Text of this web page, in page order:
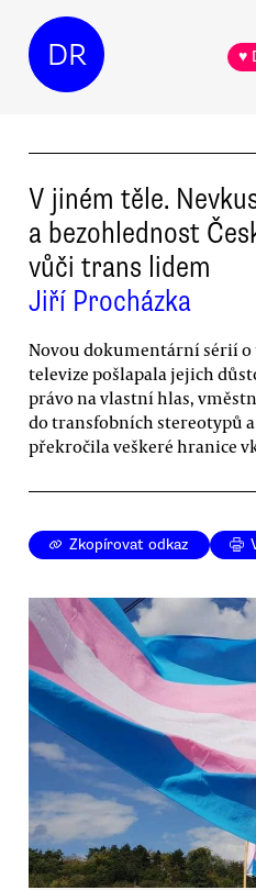
DR ♥
V jiném těle.
a bezohlednost
vůči trans lidem
Jiří Procházka
Novou dokumentární sérií o
televize pošlapala jejich
právo na vlastní hlas,
do transfobních stereotypů
překročila veškeré hranice
Zkopírovat odkaz